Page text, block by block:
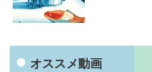
オススメ動画